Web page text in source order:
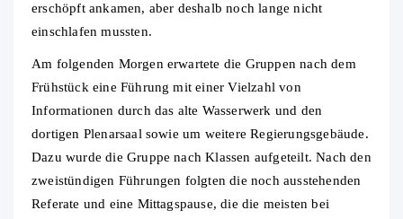
erschöpft ankamen, aber deshalb noch lange nicht
einschlafen mussten.
Am folgenden Morgen erwartete die Gruppen nach dem
Frühstück eine Führung mit einer Vielzahl von
Informationen durch das alte Wasserwerk und den
dortigen Plenarsaal sowie um weitere Regierungsgebäude.
Dazu wurde die Gruppe nach Klassen aufgeteilt. Nach den
zweistündigen Führungen folgten die noch ausstehenden
Referate und eine Mittagspause, die die meisten bei